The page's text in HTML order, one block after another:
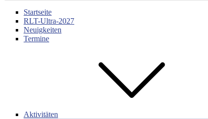
Startseite
RLT-Ultra-2027
Neuigkeiten
Termine
Aktivitäten